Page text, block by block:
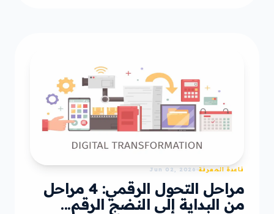
قاعدة المعرفة Jun 02, 2026
مراحل التحول الرقمي: 4 مراحل
من البداية إلى النضج الرقم...